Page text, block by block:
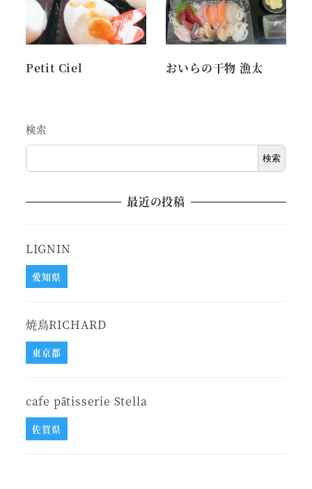
Petit Ciel おいらの干物 漁太
検索
検索
最近の投稿
LIGNIN
愛知県
焼鳥RICHARD
東京都
cafe pâtisserie Stella
佐賀県